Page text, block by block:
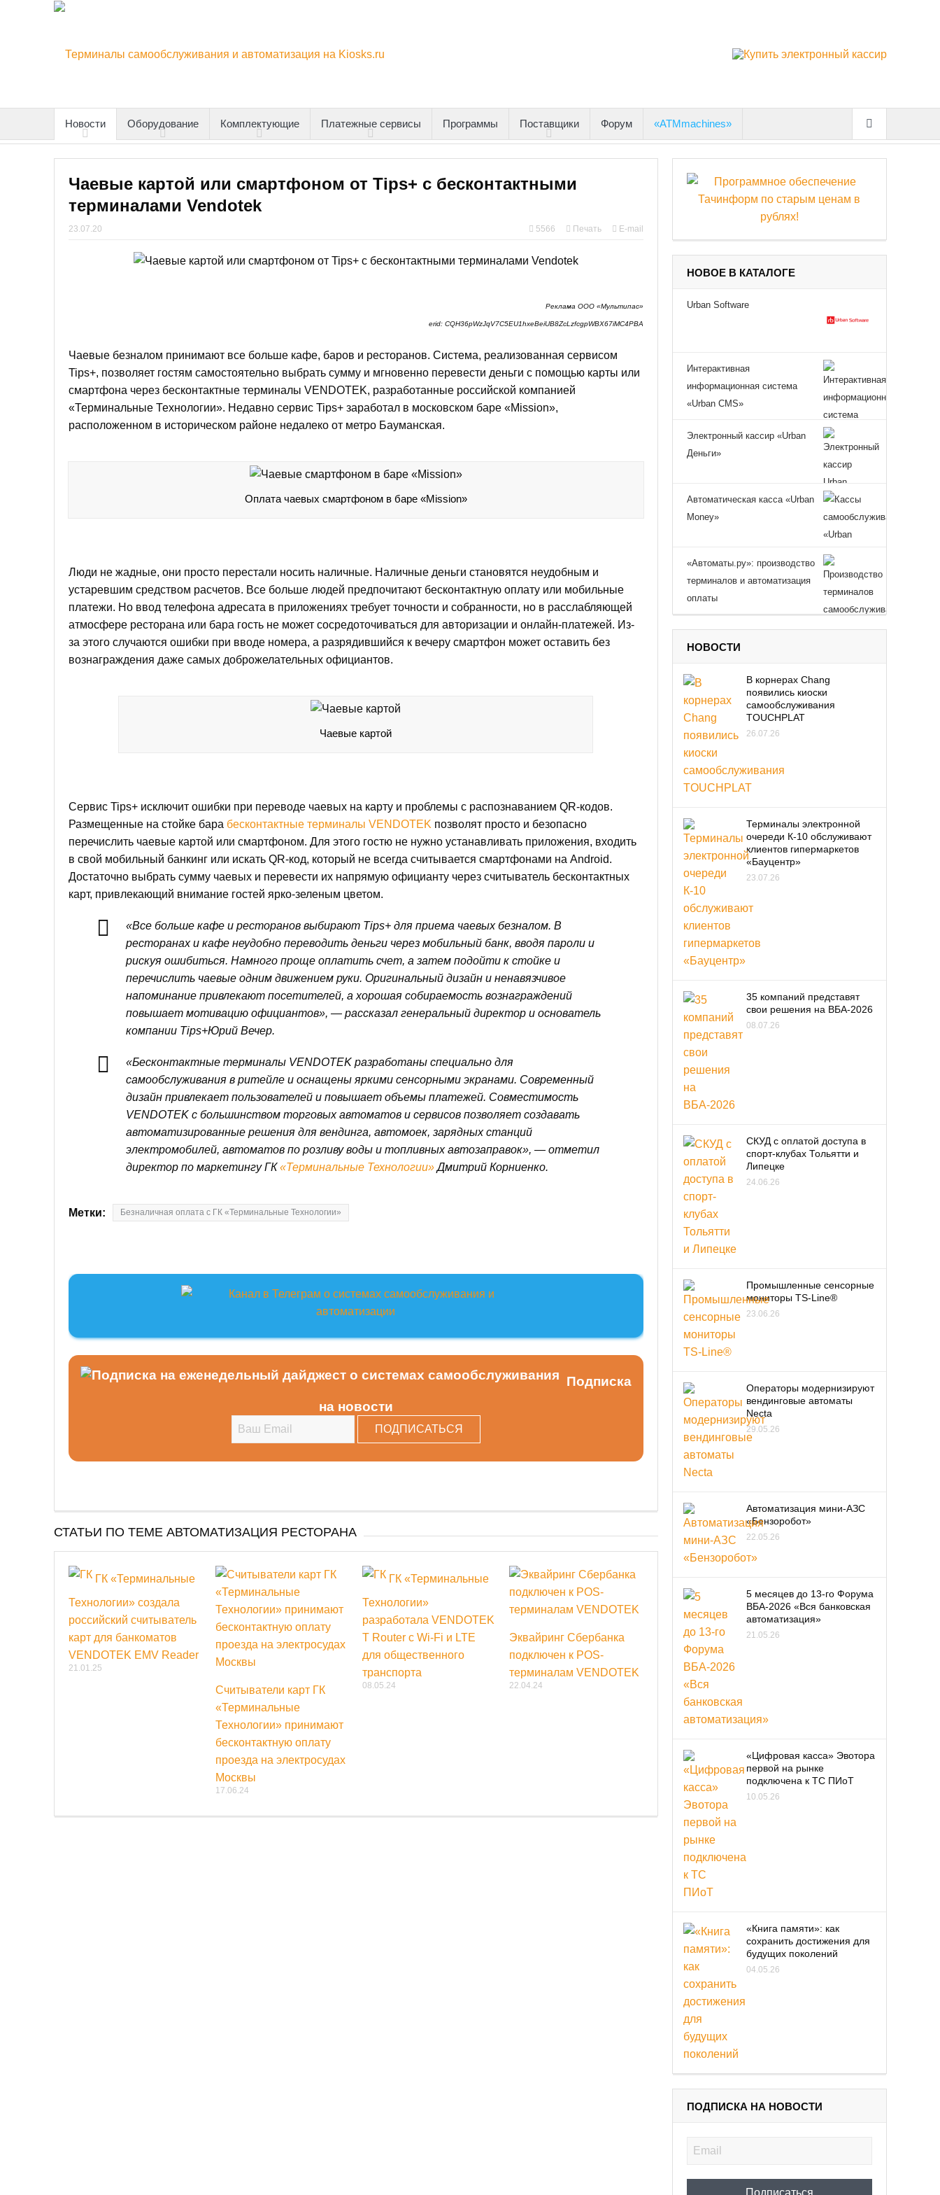
Новости Оборудование Комплектующие Платежные сервисы Программы Поставщики Форум «ATMmachines»
Чаевые картой или смартфоном от Tips+ с бесконтактными
терминалами Vendotek
23.07.20 5566 Печать E-mail
Реклама ООО «Мультипас»
erid: CQH36pWzJqV7C5EU1hxeBeiUB8ZcLzfcgpWBX67iMC4PBA
Чаевые безналом принимают все больше кафе, баров и ресторанов. Система, реализованная сервисом
Tips+, позволяет гостям самостоятельно выбрать сумму и мгновенно перевести деньги с помощью карты или
смартфона через бесконтактные терминалы VENDOTEK, разработанные российской компанией
«Терминальные Технологии». Недавно сервис Tips+ заработал в московском баре «Mission»,
расположенном в историческом районе недалеко от метро Бауманская.
Оплата чаевых смартфоном в баре «Mission»
Люди не жадные, они просто перестали носить наличные. Наличные деньги становятся неудобным и
устаревшим средством расчетов. Все больше людей предпочитают бесконтактную оплату или мобильные
платежи. Но ввод телефона адресата в приложениях требует точности и собранности, но в расслабляющей
атмосфере ресторана или бара гость не может сосредоточиваться для авторизации и онлайн-платежей. Из-
за этого случаются ошибки при вводе номера, а разрядившийся к вечеру смартфон может оставить без
вознаграждения даже самых доброжелательных официантов.
Чаевые картой
Сервис Tips+ исключит ошибки при переводе чаевых на карту и проблемы с распознаванием QR-кодов.
Размещенные на стойке бара бесконтактные терминалы VENDOTEK позволят просто и безопасно
перечислить чаевые картой или смартфоном. Для этого гостю не нужно устанавливать приложения, входить
в свой мобильный банкинг или искать QR-код, который не всегда считывается смартфонами на Android.
Достаточно выбрать сумму чаевых и перевести их напрямую официанту через считыватель бесконтактных
карт, привлекающий внимание гостей ярко-зеленым цветом.
«Все больше кафе и ресторанов выбирают Tips+ для приема чаевых безналом. В
ресторанах и кафе неудобно переводить деньги через мобильный банк, вводя пароли и
рискуя ошибиться. Намного проще оплатить счет, а затем подойти к стойке и
перечислить чаевые одним движением руки. Оригинальный дизайн и ненавязчивое
напоминание привлекают посетителей, а хорошая собираемость вознаграждений
повышает мотивацию официантов», — рассказал генеральный директор и основатель
компании Tips+Юрий Вечер.
«Бесконтактные терминалы VENDOTEK разработаны специально для
самообслуживания в ритейле и оснащены яркими сенсорными экранами. Современный
дизайн привлекает пользователей и повышает объемы платежей. Совместимость
VENDOTEK с большинством торговых автоматов и сервисов позволяет создавать
автоматизированные решения для вендинга, автомоек, зарядных станций
электромобилей, автоматов по розливу воды и топливных автозаправок», — отметил
директор по маркетингу ГК«Терминальные Технологии»Дмитрий Корниенко.
Метки: Безналичная оплата с ГК «Терминальные Технологии»
Подписка
на новости
СТАТЬИ ПО ТЕМЕ АВТОМАТИЗАЦИЯ РЕСТОРАНА
ГК «Терминальные
Технологии» создала
российский считыватель
карт для банкоматов
VENDOTEK EMV Reader
21.01.25
Считыватели карт ГК
«Терминальные
Технологии» принимают
бесконтактную оплату
проезда на электросудах
Москвы
17.06.24
ГК «Терминальные
Технологии»
разработала VENDOTEK
T Router с Wi-Fi и LTE
для общественного
транспорта
08.05.24
Эквайринг Сбербанка
подключен к POS-
терминалам VENDOTEK
22.04.24
НОВОЕ В КАТАЛОГЕ
Urban Software
Интерактивная
информационная система
«Urban CMS»
Электронный кассир «Urban
Деньги»
Автоматическая касса «Urban
Money»
«Автоматы.ру»: производство
терминалов и автоматизация
оплаты
НОВОСТИ
В корнерах Chang
появились киоски
самообслуживания
TOUCHPLAT
26.07.26
Терминалы электронной
очереди К-10 обслуживают
клиентов гипермаркетов
«Бауцентр»
23.07.26
35 компаний представят
свои решения на ВБА-2026
08.07.26
СКУД с оплатой доступа в
спорт-клубах Тольятти и
Липецке
24.06.26
Промышленные сенсорные
мониторы TS-Line®
23.06.26
Операторы модернизируют
вендинговые автоматы
Necta
29.05.26
Автоматизация мини-АЗС
«Бензоробот»
22.05.26
5 месяцев до 13-го Форума
ВБА-2026 «Вся банковская
автоматизация»
21.05.26
«Цифровая касса» Эвотора
первой на рынке
подключена к ТС ПИоТ
10.05.26
«Книга памяти»: как
сохранить достижения для
будущих поколений
04.05.26
ПОДПИСКА НА НОВОСТИ